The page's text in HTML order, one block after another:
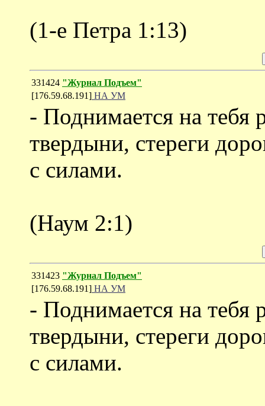
(1-е Петра 1:13)
331424 "Журнал Подъем"
[176.59.68.191] НА УМ
- Поднимается на тебя
твердыни, стереги
с силами.
(Наум 2:1)
331423 "Журнал Подъем"
[176.59.68.191] НА УМ
- Поднимается на тебя
твердыни, стереги
с силами.